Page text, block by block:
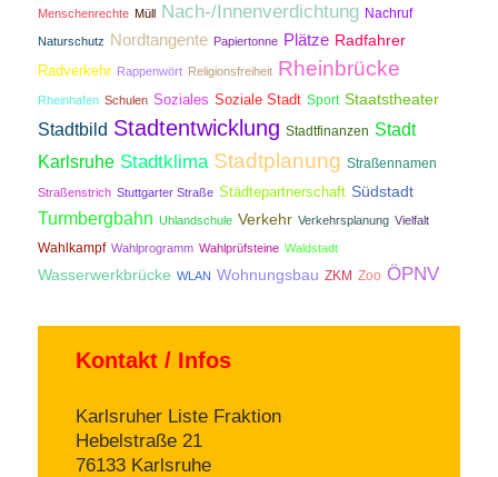
Menschenrechte Müll Nach-/Innenverdichtung Nachruf
Naturschutz Nordtangente Papiertonne Plätze Radfahrer
Radverkehr Rappenwört Religionsfreiheit Rheinbrücke
Rheinhafen Schulen Soziales Soziale Stadt Sport Staatstheater
Stadtbild Stadtentwicklung Stadtfinanzen Stadt
Karlsruhe Stadtklima Stadtplanung Straßennamen
Straßenstrich Stuttgarter Straße Städtepartnerschaft Südstadt
Turmbergbahn Uhlandschule Verkehr Verkehrsplanung Vielfalt
Wahlkampf Wahlprogramm Wahlprüfsteine Waldstadt
Wasserwerkbrücke WLAN Wohnungsbau ZKM Zoo ÖPNV
Kontakt / Infos
Karlsruher Liste Fraktion
Hebelstraße 21
76133 Karlsruhe